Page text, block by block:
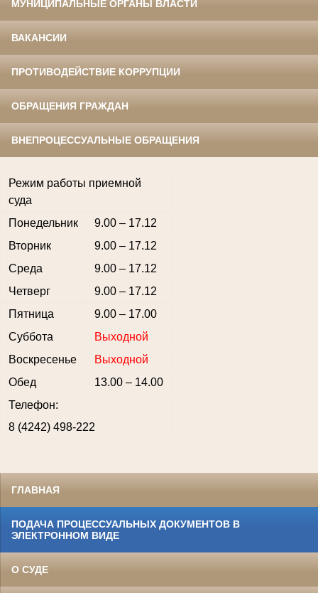
МУНИЦИПАЛЬНЫЕ ОРГАНЫ ВЛАСТИ
ВАКАНСИИ
ПРОТИВОДЕЙСТВИЕ КОРРУПЦИИ
ОБРАЩЕНИЯ ГРАЖДАН
ВНЕПРОЦЕССУАЛЬНЫЕ ОБРАЩЕНИЯ
Режим работы приемной
суда
Понедельник
9.00 – 17.12
Вторник
9.00 – 17.12
Среда
9.00 – 17.12
Четверг
9.00 – 17.12
Пятница
9.00 – 17.00
Суббота
Выходной
Воскресенье
Выходной
Обед
13.00 – 14.00
Телефон:
8 (4242) 498-222
ГЛАВНАЯ
ПОДАЧА ПРОЦЕССУАЛЬНЫХ ДОКУМЕНТОВ В
ЭЛЕКТРОННОМ ВИДЕ
О СУДЕ